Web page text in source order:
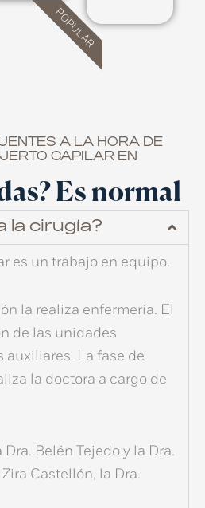
POPULAR
A LA HORA DE
CAPILAR EN
Es normal
la cirugía?
es un trabajo en equipo.
la realiza enfermería. El
de las unidades
auxiliares. La fase de
la doctora a cargo de
Dra. Belén Tejedoy la Dra.
Zira Castellón, la Dra.